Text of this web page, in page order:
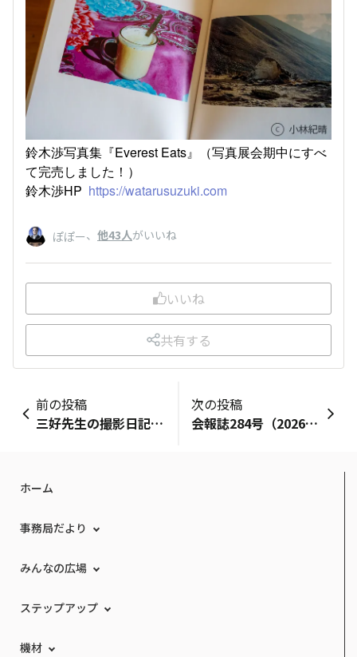
鈴木渉写真集『Everest Eats』（写真展会期中にすべ
て完売しました！）
鈴木渉HP https://watarusuzuki.com
ぽぽー、 他43人がいいね
いいね
共有する
前の投稿
三好先生の撮影日記＜Vol.30＞神奈川県 曽我梅林
次の投稿
会報誌284号（2026年3月発行）
ホーム
事務局だより
みんなの広場
ステップアップ
機材